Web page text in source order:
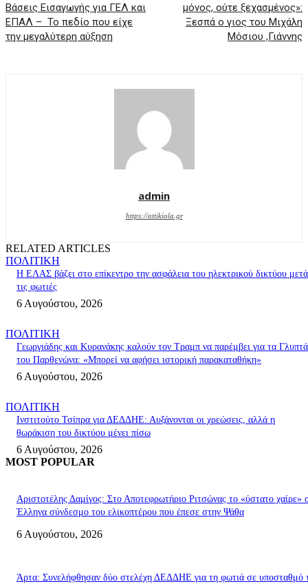
Βάσεις Εισαγωγής για ΓΕΛ και
ΕΠΑΛ – Το πεδίο που είχε
την μεγαλύτερη αύξηση
μόνος, ούτε ξεχασμένος»:
Ξεσπά ο γιος του Μιχάλη
Μόσιου ,Γιάννης
admin
https://attikiola.gr
RELATED ARTICLES
ΠΟΛΙΤΙΚΗ
Η ΕΛΑΣ βάζει στο επίκεντρο την ασφάλεια του ηλεκτρικού δικτύου μετά
τις φωτιές
6 Αυγούστου, 2026
ΠΟΛΙΤΙΚΗ
Γεωργιάδης και Κυρανάκης καλούν τον Τραμπ να παρέμβει για τα Γλυπτά
του Παρθενώνα: «Μπορεί να αφήσει ιστορική παρακαταθήκη»
6 Αυγούστου, 2026
ΠΟΛΙΤΙΚΗ
Ινστιτούτο Τσίπρα για ΔΕΔΔΗΕ: Αυξάνονται οι χρεώσεις, αλλά η
θωράκιση του δικτύου μένει πίσω
6 Αυγούστου, 2026
MOST POPULAR
Αριστοτέλης Δαμίγος: Στο Αποτεφρωτήριο Ριτσώνας το «ύστατο χαίρε»
Έλληνα σύνδεσμο του ελικοπτέρου που έπεσε στην Ψάθα
6 Αυγούστου, 2026
Άρτα: Συνελήφθησαν δύο στελέχη ΔΕΔΔΗΕ για τη φωτιά σε υποσταθμό